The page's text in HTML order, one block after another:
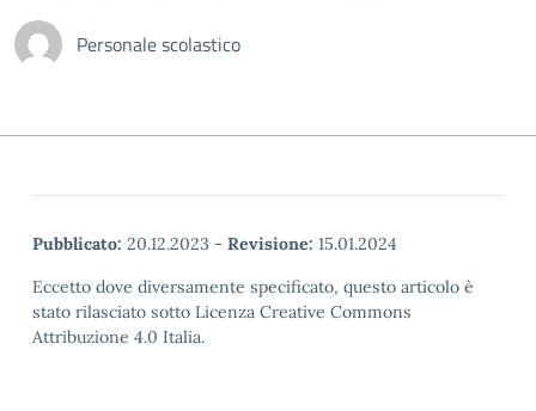
Personale scolastico
Pubblicato: 20.12.2023 - Revisione: 15.01.2024
Eccetto dove diversamente specificato, questo articolo è
stato rilasciato sotto Licenza Creative Commons
Attribuzione 4.0 Italia.